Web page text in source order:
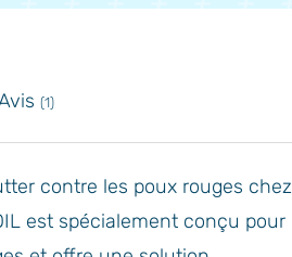
(1)
contre les poux rouges chez
est spécialement conçu pour